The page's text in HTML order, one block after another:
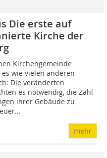
Die erste auf
Kirche der
Kirchengemeinde
wie vielen anderen
Die veränderten
es notwendig, die Zahl
ihrer Gebäude zu
mehr